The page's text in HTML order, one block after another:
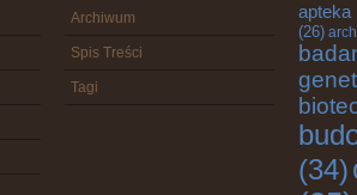
Archiwum
Spis Treści
Tagi
apteka
(26)
(34)